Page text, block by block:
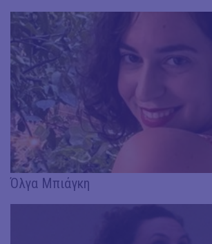
Όλγα Μπιάγκη